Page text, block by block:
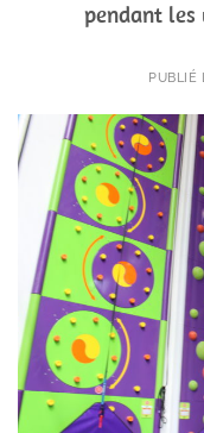
pendant les
PUBLIÉ